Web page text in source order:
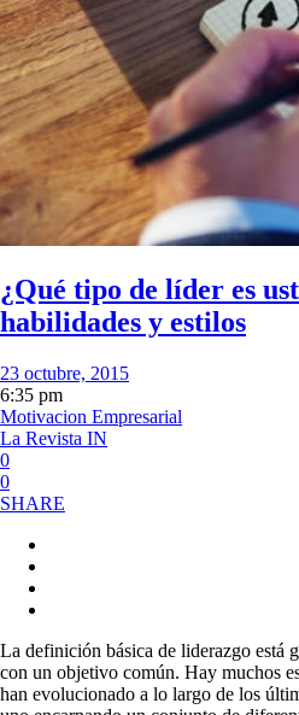
¿Qué tipo de líder es
habilidades y estilos
23 octubre, 2015
6:35 pm
Motivacion Empresarial
La Revista IN
0
0
SHARE
La definición básica de liderazgo está
con un objetivo común. Hay muchos
han evolucionado a lo largo de los